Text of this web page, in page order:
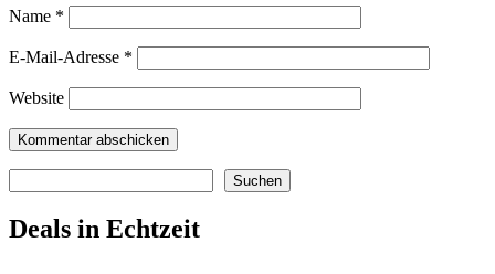
Name *
E-Mail-Adresse *
Website
Suchen
Deals in Echtzeit